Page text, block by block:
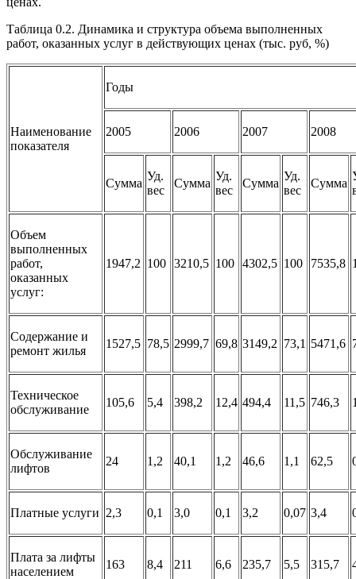
Таблица 0.2. Динамика и структура объема выполненных
работ, оказанных услуг в действующих ценах (тыс. руб, %)
Наименование
показателя
Годы
2005 2006 2007 2008
Сумма
Уд.
вес
Сумма
Уд.
вес
Сумма
Уд.
вес
Сумма
Объем
выполненных
работ,
оказанных
услуг:
1947,2 100 3210,5 100 4302,5 100 7535,8
Содержание и
ремонт жилья
1527,5 78,5 2999,7 69,8 3149,2 73,1 5471,6
Техническое
обслуживание
105,6 5,4 398,2 12,4 494,4 11,5 746,3
Обслуживание
лифтов
24 1,2 40,1 1,2 46,6 1,1 62,5
Платные услуги 2,3 0,1 3,0 0,1 3,2 0,07 3,4
Плата за лифты
населением
163 8,4 211 6,6 235,7 5,5 315,7